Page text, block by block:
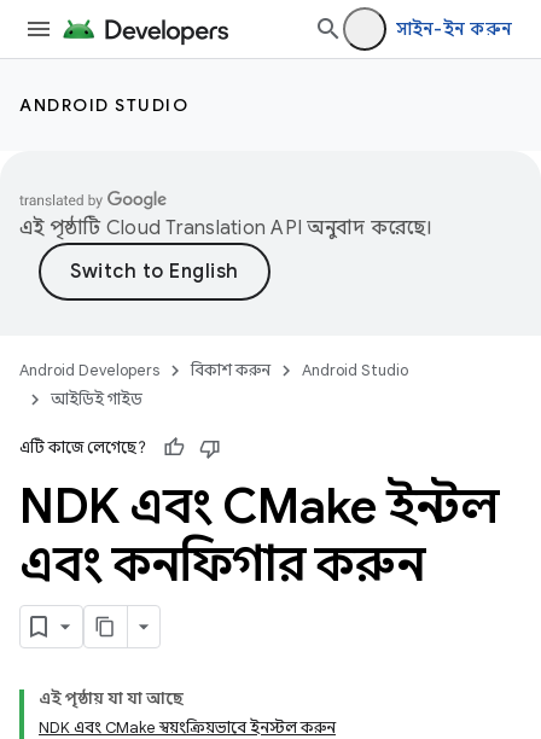
সাইন-ইন করুন
ANDROID STUDIO
এই পৃষ্ঠাটি Cloud Translation API অনুবাদ করেছে।
Android Developers বিকাশ করুন
Android Studio
আইডিই গাইড
এটি কাজে লেগেছে?
NDK এবং CMake ইনস্টল
এবং কনফিগার করুন
এই পৃষ্ঠায় যা যা আছে
NDK এবং CMake স্বয়ংক্রিয়ভাবে ইনস্টল করুন